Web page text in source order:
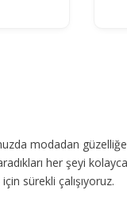
modadan
her şeyi
sürekli çalışıyoruz.